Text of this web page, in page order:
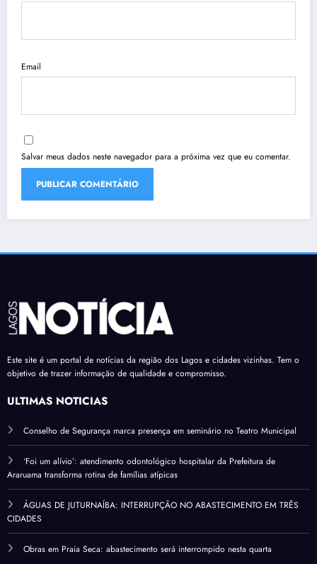
Email
Salvar meus dados neste navegador para a próxima vez que eu comentar.
Este site é um portal de notícias da região dos Lagos e cidades vizinhas. Tem o
objetivo de trazer informação de qualidade e compromisso.
ÚLTIMAS NOTÍCIAS
Conselho de Segurança marca presença em seminário no Teatro Municipal
‘Foi um alívio’: atendimento odontológico hospitalar da Prefeitura de
Araruama transforma rotina de famílias atípicas
ÁGUAS DE JUTURNAÍBA: INTERRUPÇÃO NO ABASTECIMENTO EM TRÊS
CIDADES
Obras em Praia Seca: abastecimento será interrompido nesta quarta